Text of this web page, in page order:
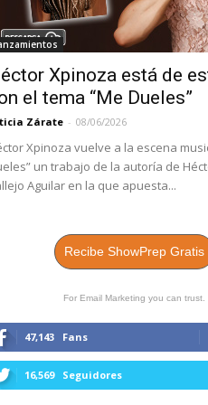
Xpinoza está de
el tema “Me Dueles”
Zárate - 08/06/2026
Xpinoza vuelve a la escena
un trabajo de la autoría de
Aguilar en la que apuesta...
Recibe ShowPrep Gratis
For Email Marketing you can trust.
47,143 Fans
16,569 Seguidores